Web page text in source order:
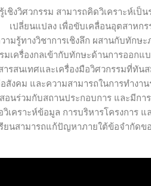
ชิงวิศวกรรม สามารถคิดวิเคราะห์
เปลี่ยนแปลง เพื่อขับเคลื่อนอุตสาหก
รู้ทางวิชาการเชิงลึก ผสานกับทัก
เครื่องกลเข้ากับทักษะด้านการออก
ารสนเทศและเครื่องมือวิศวกรรมที่
สังคม และความสามารถในการทำง
อนร่วมกับสถานประกอบการ และมี
เคราะห์ข้อมูล การบริหารโครงกา
รียนสามารถแก้ปัญหาภายใต้ข้อจำกั